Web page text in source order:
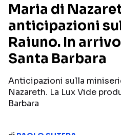
CANALI TV
PROGRAMMI TV
PERSONAGGI TV
Streaming
AMAZON PRIME VIDEO
Maria di
anticipazioni
Raiuno. In
Santa Barbara
Anticipazioni sulla
Nazareth. La Lux Vide
Barbara